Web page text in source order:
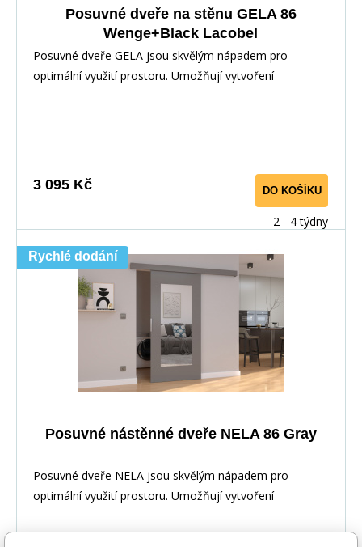
Posuvné dveře na stěnu GELA 86
Wenge+Black Lacobel
Posuvné dveře GELA jsou skvělým nápadem pro
optimální využití prostoru. Umožňují vytvoření
3 095 Kč DO KOŠÍKU
2 - 4 týdny
Rychlé dodání
Posuvné nástěnné dveře NELA 86 Gray
Posuvné dveře NELA jsou skvělým nápadem pro
optimální využití prostoru. Umožňují vytvoření